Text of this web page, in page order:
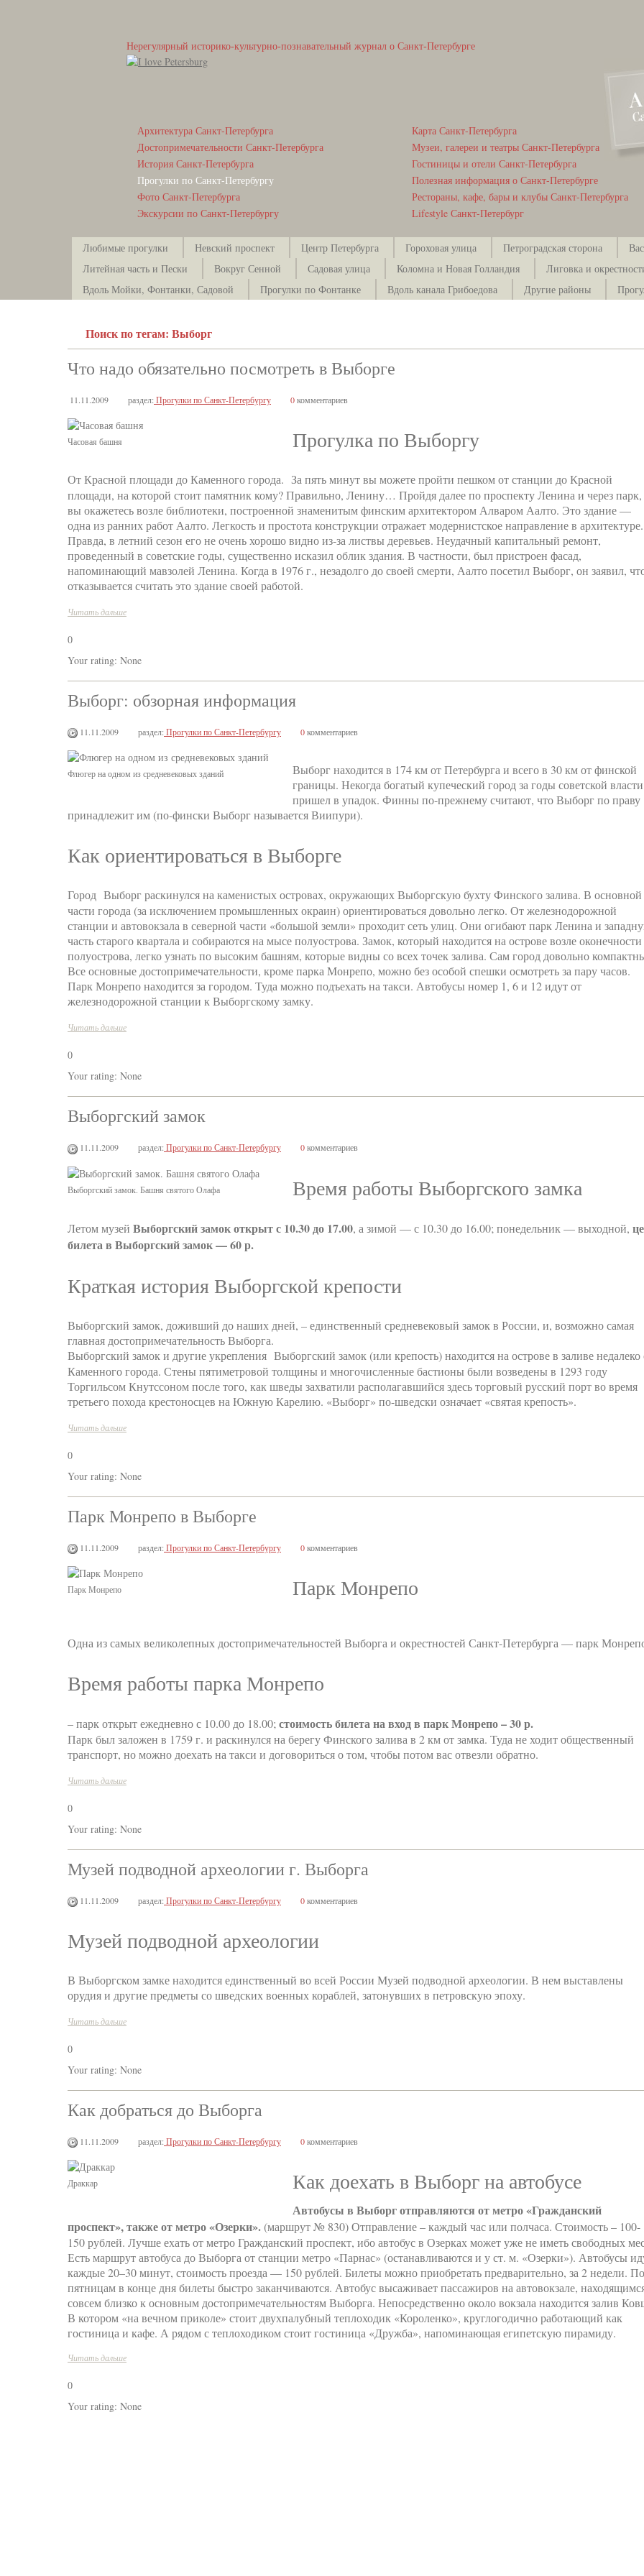
Нерегулярный историко-культурно-познавательный журнал о Санкт-Петербурге
Архитектура Санкт-Петербурга
Достопримечательности Санкт-Петербурга
История Санкт-Петербурга
Прогулки по Санкт-Петербургу
Фото Санкт-Петербурга
Экскурсии по Санкт-Петербургу
Карта Санкт-Петербурга
Музеи, галереи и театры Санкт-Петербурга
Гостиницы и отели Санкт-Петербурга
Полезная информация о Санкт-Петербурге
Рестораны, кафе, бары и клубы Санкт-Петербурга
Lifestyle Санкт-Петербург
Любимые прогулки Невский проспект Центр Петербурга Гороховая улица Петроградская сторона
Литейная часть и Пески
Вокруг Сенной Садовая улица Коломна и Новая Голландия
Лиговка и
Вдоль Мойки, Фонтанки, Садовой
Прогулки по Фонтанке Вдоль канала Грибоедова Другие районы
Поиск по тегам: Выборг
Что надо обязательно посмотреть в Выборге
11.11.2009 раздел:Прогулки по Санкт-Петербургу 0комментариев
Часовая башня Прогулка по Выборгу
От Красной площади до Каменного города. За пять минут вы можете пройти пешком от станции до Красной
площади, на которой стоит памятник кому? Правильно, Ленину… Пройдя далее по проспекту Ленина и через парк,
вы окажетесь возле библиотеки, построенной знаменитым финским архитектором Алваром Аалто. Это здание —
одна из ранних работ Аалто. Легкость и простота конструкции отражает модернистское направление в архитектуре.
Правда, в летний сезон его не очень хорошо видно из-за листвы деревьев. Неудачный капитальный ремонт,
проведенный в советские годы, существенно исказил облик здания. В частности, был пристроен фасад,
напоминающий мавзолей Ленина. Когда в 1976 г., незадолго до своей смерти, Аалто посетил Выборг, он заявил,
отказывается считать это здание своей работой.
Читать дальше
0
Your rating: None
Выборг: обзорная информация
11.11.2009 раздел:Прогулки по Санкт-Петербургу 0комментариев
Флюгер на одном из средневековых зданий
Выборг находится в 174 км от Петербурга и всего в 30 км от финской
границы. Некогда богатый купеческий город за годы советской власти
пришел в упадок. Финны по-прежнему считают, что Выборг по праву
принадлежит им (по-фински Выборг называется Виипури).
Как ориентироваться в Выборге
Город Выборг раскинулся на каменистых островах, окружающих Выборгскую бухту Финского залива. В основной
части города (за исключением промышленных окраин) ориентироваться довольно легко. От железнодорожной
станции и автовокзала в северной части «большой земли» проходит сеть улиц. Они огибают парк Ленина и
часть старого квартала и собираются на мысе полуострова. Замок, который находится на острове возле оконечности
полуострова, легко узнать по высоким башням, которые видны со всех точек залива. Сам город довольно
Все основные достопримечательности, кроме парка Монрепо, можно без особой спешки осмотреть за пару часов.
Парк Монрепо находится за городом. Туда можно подъехать на такси. Автобусы номер 1, 6 и 12 идут от
железнодорожной станции к Выборгскому замку.
Читать дальше
0
Your rating: None
Выборгский замок
11.11.2009 раздел:Прогулки по Санкт-Петербургу 0комментариев
Выборгский замок. Башня святого Олафа Время работы Выборгского замка
Летом музей Выборгский замок открыт с 10.30 до 17.00, а зимой — с 10.30 до 16.00; понедельник — выходной,
билета в Выборгский замок — 60 р.
Краткая история Выборгской крепости
Выборгский замок, доживший до наших дней, – единственный средневековый замок в России, и, возможно самая
главная достопримечательность Выборга.
Выборгский замок и другие укрепления Выборгский замок (или крепость) находится на острове в заливе недалеко
Каменного города. Стены пятиметровой толщины и многочисленные бастионы были возведены в 1293 году
Торгильсом Кнутссоном после того, как шведы захватили располагавшийся здесь торговый русский порт во время
третьего похода крестоносцев на Южную Карелию. «Выборг» по-шведски означает «святая крепость».
Читать дальше
0
Your rating: None
Парк Монрепо в Выборге
11.11.2009 раздел:Прогулки по Санкт-Петербургу 0комментариев
Парк Монрепо Парк Монрепо
Одна из самых великолепных достопримечательностей Выборга и окрестностей Санкт-Петербурга — парк
Время работы парка Монрепо
– парк открыт ежедневно с 10.00 до 18.00; стоимость билета на вход в парк Монрепо – 30 р.
Парк был заложен в 1759 г. и раскинулся на берегу Финского залива в 2 км от замка. Туда не ходит общественный
транспорт, но можно доехать на такси и договориться о том, чтобы потом вас отвезли обратно.
Читать дальше
0
Your rating: None
Музей подводной археологии г. Выборга
11.11.2009 раздел:Прогулки по Санкт-Петербургу 0комментариев
Музей подводной археологии
В Выборгском замке находится единственный во всей России Музей подводной археологии. В нем выставлены
орудия и другие предметы со шведских военных кораблей, затонувших в петровскую эпоху.
Читать дальше
0
Your rating: None
Как добраться до Выборга
11.11.2009 раздел:Прогулки по Санкт-Петербургу 0комментариев
Драккар Как доехать в Выборг на автобусе
Автобусы в Выборг отправляются от метро «Гражданский
проспект», также от метро «Озерки». (маршрут № 830) Отправление – каждый час или полчаса. Стоимость – 100-
150 рублей. Лучше ехать от метро Гражданский проспект, ибо автобус в Озерках может уже не иметь свободных
Есть маршрут автобуса до Выборга от станции метро «Парнас» (останавливаются и у ст. м. «Озерки»). Автобусы
каждые 20–30 минут, стоимость проезда — 150 рублей. Билеты можно приобретать предварительно, за 2 недели. По
пятницам в конце дня билеты быстро заканчиваются. Автобус высаживает пассажиров на автовокзале,
совсем близко к основным достопримечательностям Выборга. Непосредственно около вокзала находится залив
В котором «на вечном приколе» стоит двухпалубный теплоходик «Короленко», круглогодично работающий как
гостиница и кафе. А рядом с теплоходиком стоит гостиница «Дружба», напоминающая египетскую пирамиду.
Читать дальше
0
Your rating: None